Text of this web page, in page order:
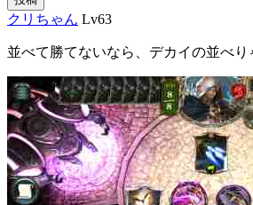
クリちゃん Lv63
並べて勝てないなら、デカイの並べり